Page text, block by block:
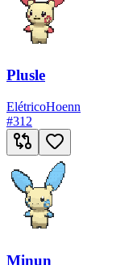
Plusle
ElétricoHoenn
#312
Minun